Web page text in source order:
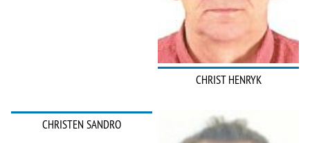
CHRIST HENRYK
CHRISTEN SANDRO